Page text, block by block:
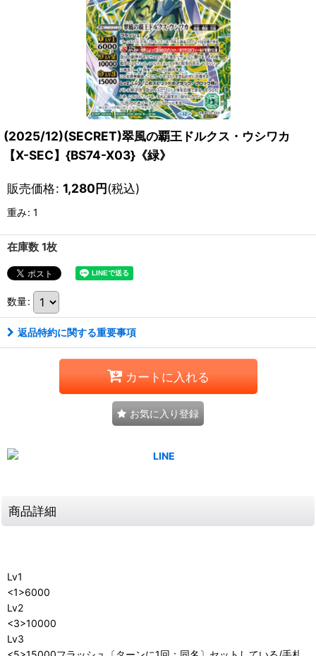
(2025/12)(SECRET)翠風の覇王ドルクス・ウシワカ
【X-SEC】{BS74-X03}《緑》
販売価格: 1,280円(税込)
重み: 1
在庫数 1枚
数量:
返品特約に関する重要事項
カートに入れる
お気に入り登録
商品詳細
Lv1
<1>6000
Lv2
<3>10000
Lv3